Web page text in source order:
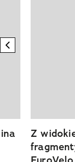
previous element
Z